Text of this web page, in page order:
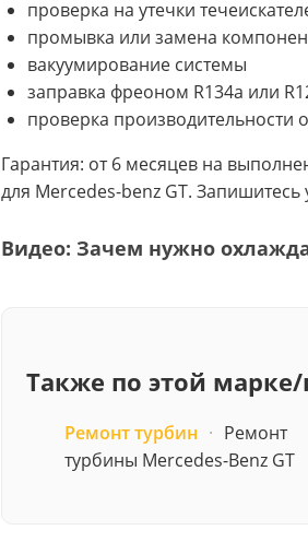
проверка на утечки
промывка или замена
вакуумирование системы
заправка фреоном R134a или
проверка производительности
Гарантия: от 6 месяцев на
для Mercedes-benz GT.
Видео: Зачем нужно
Также по этой марке/
Ремонт турбин · Ремонт
турбины Mercedes-Benz GT